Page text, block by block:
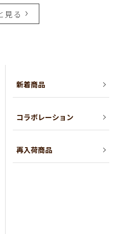
見る
新着商品
コラボレーション
再入荷商品